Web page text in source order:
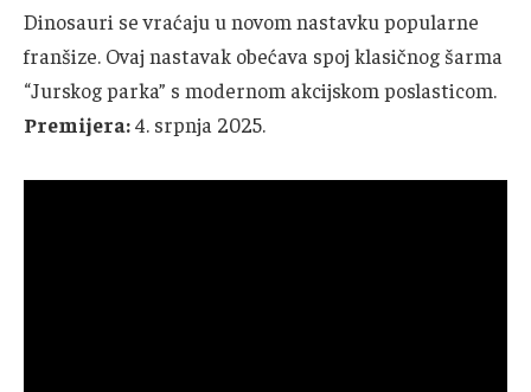
Dinosauri se vraćaju u novom nastavku popularne
franšize. Ovaj nastavak obećava spoj klasičnog šarma
“Jurskog parka” s modernom akcijskom poslasticom.
Premijera:4. srpnja 2025.